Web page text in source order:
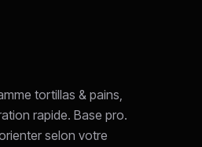
tortillas & pains,
rapide. Base pro.
selon votre